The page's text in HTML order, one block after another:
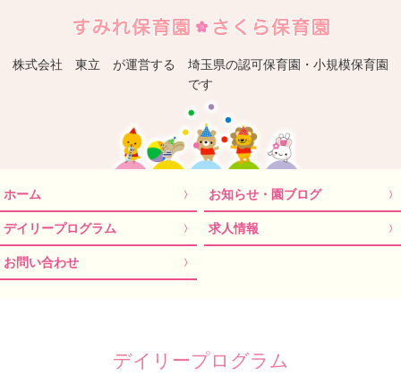
株式会社 東立 が運営する 埼玉県の認可保育園・小規模保育園
です
ホーム お知らせ・園ブログ
デイリープログラム 求人情報
お問い合わせ
デイリープログラム